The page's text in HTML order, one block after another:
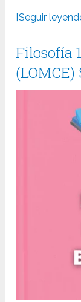
[Seguir
Filosofía
(LOMCE)